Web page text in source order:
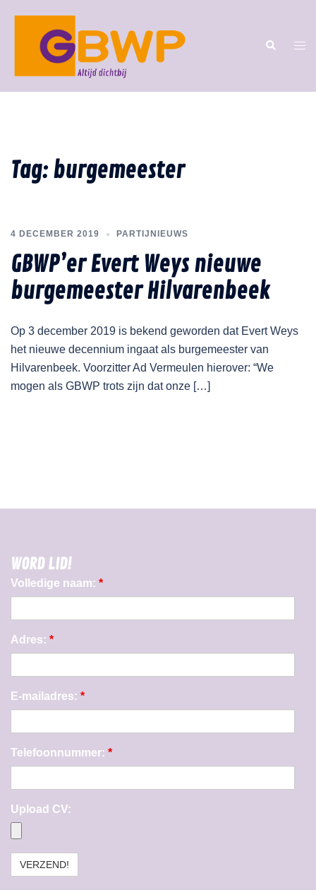
Tag:burgemeester
4 DECEMBER 2019 PARTIJNIEUWS
GBWP’er Evert Weys nieuwe
burgemeester Hilvarenbeek
Op 3 december 2019 is bekend geworden dat Evert Weys
het nieuwe decennium ingaat als burgemeester van
Hilvarenbeek. Voorzitter Ad Vermeulen hierover: “We
mogen als GBWP trots zijn dat onze […]
WORD LID!
Volledige naam: *
Adres: *
E-mailadres: *
Telefoonnummer: *
Upload CV: